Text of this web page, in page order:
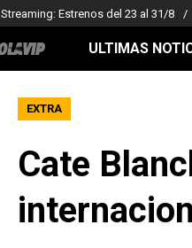
Streaming: Estrenos del 23 al 31/8
ULTIMAS
EXTRA
Cate